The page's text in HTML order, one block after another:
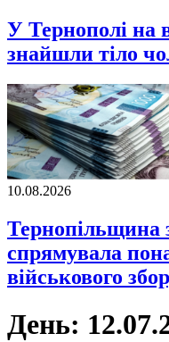
У Тернополі на
знайшли тіло
10.08.2026
Тернопільщина
спрямувала
військового
День: